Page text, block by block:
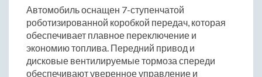
Автомобиль оснащен 7-ступенчатой
роботизированной коробкой передач, которая
обеспечивает плавное переключение и
экономию топлива. Передний привод и
дисковые вентилируемые тормоза спереди
обеспечивают уверенное управление и